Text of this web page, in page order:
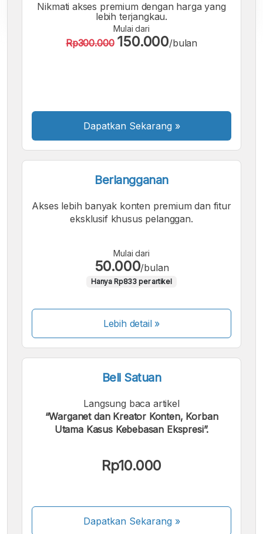
A A A
Nikmati akses premium dengan harga yang
lebih terjangkau.
Mulai dari
Rp300.000 150.000/bulan
Dapatkan Sekarang »
Berlangganan
Akses lebih banyak konten premium dan fitur
eksklusif khusus pelanggan.
Mulai dari
50.000/bulan
Hanya Rp833 per artikel
Lebih detail »
Beli Satuan
Langsung baca artikel
“Warganet dan Kreator Konten, Korban
Utama Kasus Kebebasan Ekspresi”.
Rp10.000
Dapatkan Sekarang»
Kami menerima pembayaran berikut: